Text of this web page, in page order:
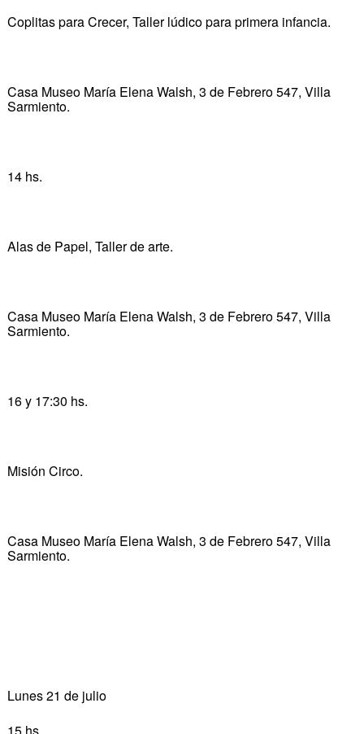
Coplitas para Crecer, Taller lúdico para primera infancia.
Casa Museo María Elena Walsh, 3 de Febrero 547, Villa
Sarmiento.
14 hs.
Alas de Papel, Taller de arte.
Casa Museo María Elena Walsh, 3 de Febrero 547, Villa
Sarmiento.
16 y 17:30 hs.
Misión Circo.
Casa Museo María Elena Walsh, 3 de Febrero 547, Villa
Sarmiento.
Lunes 21 de julio
15 hs.